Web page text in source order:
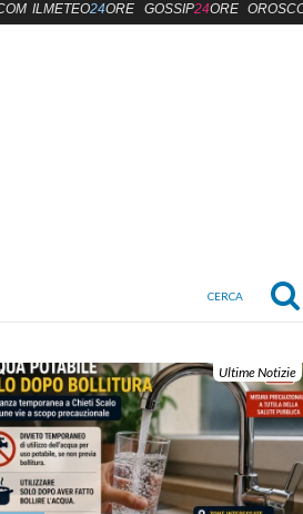
Ultime Notizie
ILMETEO24ORE GOSSIP24ORE